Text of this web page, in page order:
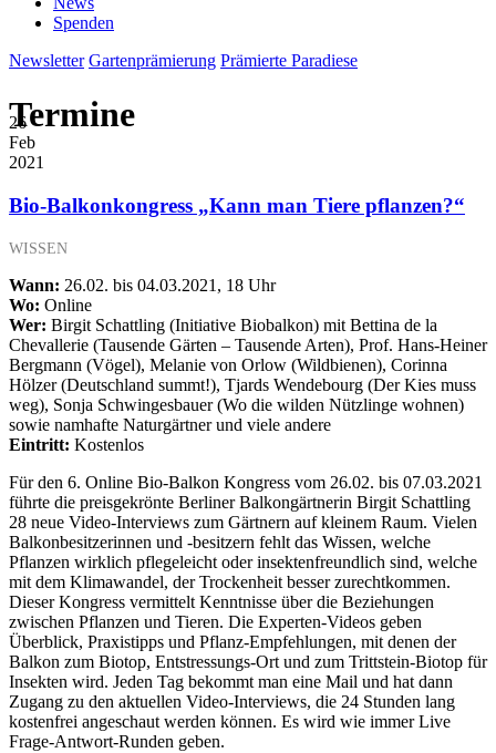
Spenden
Newsletter Gartenprämierung Prämierte Paradiese
Termine
26
Feb
2021
Bio-Balkonkongress „Kann man Tiere pflanzen?“
WISSEN
Wann: 26.02. bis 04.03.2021, 18 Uhr
Wo: Online
Wer: Birgit Schattling (Initiative Biobalkon) mit Bettina de la
Chevallerie (Tausende Gärten – Tausende Arten), Prof. Hans-Heiner
Bergmann (Vögel), Melanie von Orlow (Wildbienen), Corinna
Hölzer (Deutschland summt!), Tjards Wendebourg (Der Kies muss
weg), Sonja Schwingesbauer (Wo die wilden Nützlinge wohnen)
sowie namhafte Naturgärtner und viele andere
Eintritt: Kostenlos
Für den 6. Online Bio-Balkon Kongress vom 26.02. bis 07.03.2021
führte die preisgekrönte Berliner Balkongärtnerin Birgit Schattling
28 neue Video-Interviews zum Gärtnern auf kleinem Raum. Vielen
Balkonbesitzerinnen und -besitzern fehlt das Wissen, welche
Pflanzen wirklich pflegeleicht oder insektenfreundlich sind, welche
mit dem Klimawandel, der Trockenheit besser zurechtkommen.
Dieser Kongress vermittelt Kenntnisse über die Beziehungen
zwischen Pflanzen und Tieren. Die Experten-Videos geben
Überblick, Praxistipps und Pflanz-Empfehlungen, mit denen der
Balkon zum Biotop, Entstressungs-Ort und zum Trittstein-Biotop für
Insekten wird. Jeden Tag bekommt man eine Mail und hat dann
Zugang zu den aktuellen Video-Interviews, die 24 Stunden lang
kostenfrei angeschaut werden können. Es wird wie immer Live
Frage-Antwort-Runden geben.